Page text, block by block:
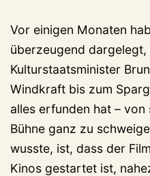
Vor einigen Monaten
überzeugend
Kulturstaatsminister
Windkraft bis zum
alles erfunden hat –
Bühne ganz zu
wusste, ist, dass der Film
Kinos gestartet ist,